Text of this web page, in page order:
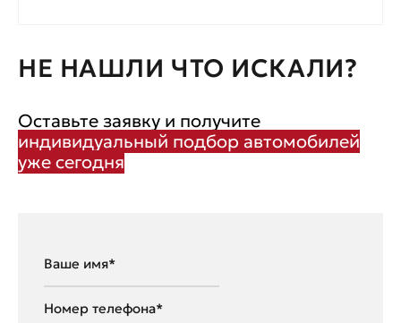
НЕ НАШЛИ ЧТО ИСКАЛИ?
Оставьте заявку и получите
индивидуальный подбор автомобилей
уже сегодня